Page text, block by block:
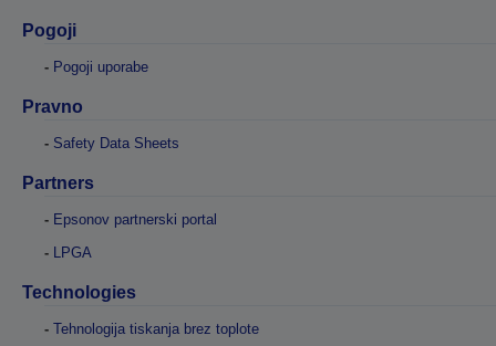
Pogoji
Pogoji uporabe
Pravno
Safety Data Sheets
Partners
Epsonov partnerski portal
LPGA
Technologies
Tehnologija tiskanja brez toplote